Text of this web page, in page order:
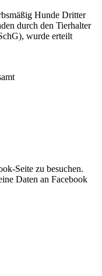
Hunde Dritter
durch den Tierhalter
wurde erteilt
Seite zu besuchen.
Daten an Facebook